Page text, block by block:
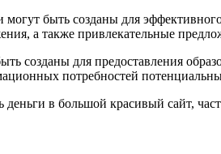
могут быть созданы для
а также привлекательные
созданы для предоставления
потребностей
в большой красивый сайт,